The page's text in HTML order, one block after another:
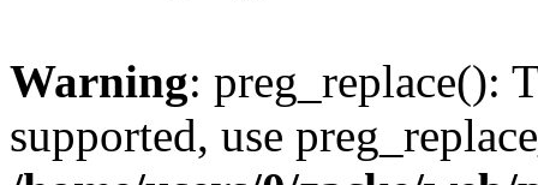
Warning: preg_replace():
supported, use